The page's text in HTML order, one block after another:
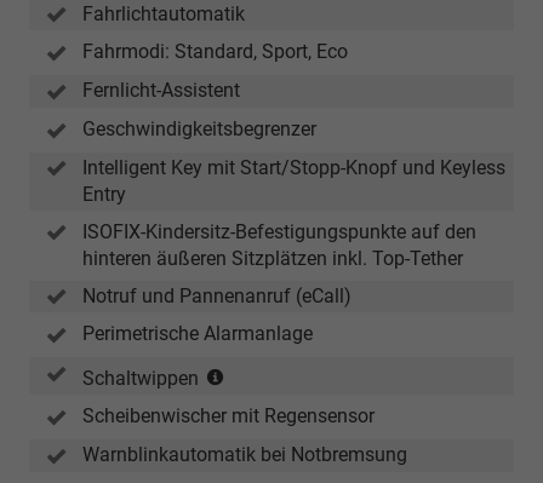
Fahrlichtautomatik
Fahrmodi: Standard, Sport, Eco
Fernlicht-Assistent
Geschwindigkeitsbegrenzer
Intelligent Key mit Start/Stopp-Knopf und Keyless
Entry
ISOFIX-Kindersitz-Befestigungspunkte auf den
hinteren äußeren Sitzplätzen inkl. Top-Tether
Notruf und Pannenanruf (eCall)
Perimetrische Alarmanlage
Schaltwippen
Verbindung
mit
Scheibenwischer mit Regensensor
Warnblinkautomatik bei Notbremsung